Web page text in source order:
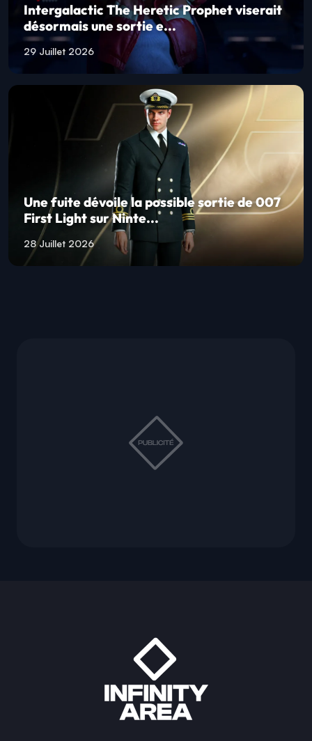
Intergalactic The Heretic Prophet viserait
désormais une sortie e...
29 Juillet 2026
Une fuite dévoile la possible sortie de 007
First Light sur Ninte...
28 Juillet 2026